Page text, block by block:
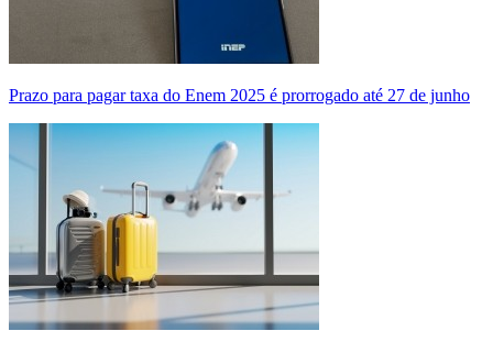
Prazo para pagar taxa do Enem 2025 é prorrogado até 27 de junho